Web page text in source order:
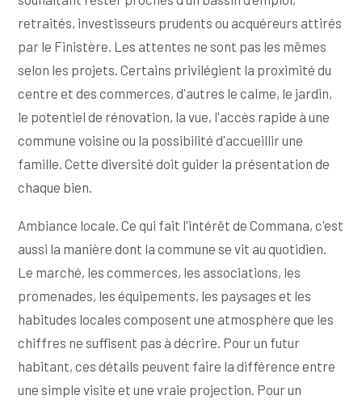
retraités, investisseurs prudents ou acquéreurs attirés
par le Finistère. Les attentes ne sont pas les mêmes
selon les projets. Certains privilégient la proximité du
centre et des commerces, d'autres le calme, le jardin,
le potentiel de rénovation, la vue, l'accès rapide à une
commune voisine ou la possibilité d'accueillir une
famille. Cette diversité doit guider la présentation de
chaque bien.
Ambiance locale. Ce qui fait l'intérêt de Commana, c'est
aussi la manière dont la commune se vit au quotidien.
Le marché, les commerces, les associations, les
promenades, les équipements, les paysages et les
habitudes locales composent une atmosphère que les
chiffres ne suffisent pas à décrire. Pour un futur
habitant, ces détails peuvent faire la différence entre
une simple visite et une vraie projection. Pour un